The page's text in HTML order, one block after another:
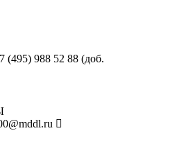
(495) 988 52 88 (доб.